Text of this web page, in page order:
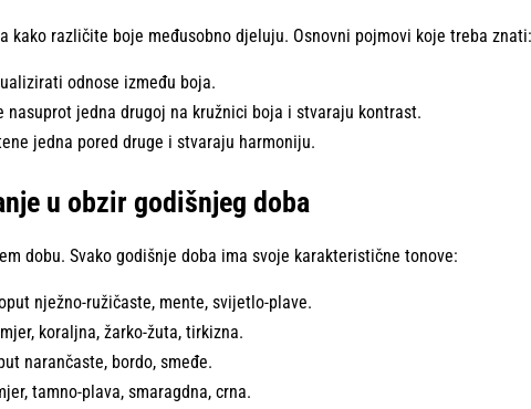
kako različite boje međusobno djeluju. Osnovni pojmovi koje treba znati:
odnose između boja.
nasuprot jedna drugoj na kružnici boja i stvaraju kontrast.
jedna pored druge i stvaraju harmoniju.
u obzir godišnjeg doba
dobu. Svako godišnje doba ima svoje karakteristične tonove:
nježno-ružičaste, mente, svijetlo-plave.
koraljna, žarko-žuta, tirkizna.
narančaste, bordo, smeđe.
tamno-plava, smaragdna, crna.